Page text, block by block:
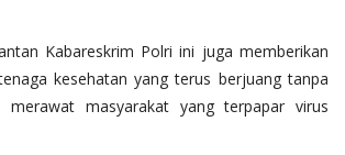
Kabareskrim Polri ini juga memberikan
kesehatan yang terus berjuang tanpa
merawat masyarakat yang terpapar virus